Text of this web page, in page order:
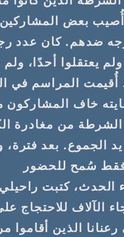
بعض
ضدهم. كان عدد
يعتقلوا أحدًا،
أُقيمت المراسم في
نهايته خاف
الشرطة من مغادرة
الجموع. بعد
فقط سُمح للحضور
الحدث، كتبت راحيلي
الآلاف للاحتجاج
الذين أقاموا